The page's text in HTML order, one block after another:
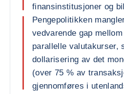
finansinstitusjoner og
Pengepolitikken
vedvarende gap
parallelle valutakurser,
dollarisering av det
(over 75 % av
gjennomføres i